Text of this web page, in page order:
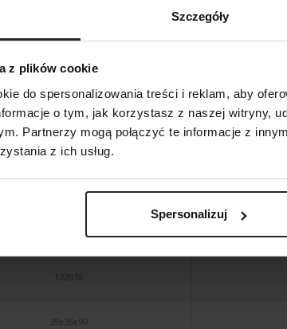
Szczegóły
z plików cookie
do spersonalizowania treści i reklam, aby
o tym, jak korzystasz z naszej witryny,
Partnerzy mogą połączyć te informacje z
z ich usług.
Spersonalizuj
SET DUO WHITE
122036
35x35x90
ZOBRAZIT SEZNAM
ZOBRAZIT SROVNÁNÍPŘIDAT DALŠÍ
VYHLEDÁVÁNÍ